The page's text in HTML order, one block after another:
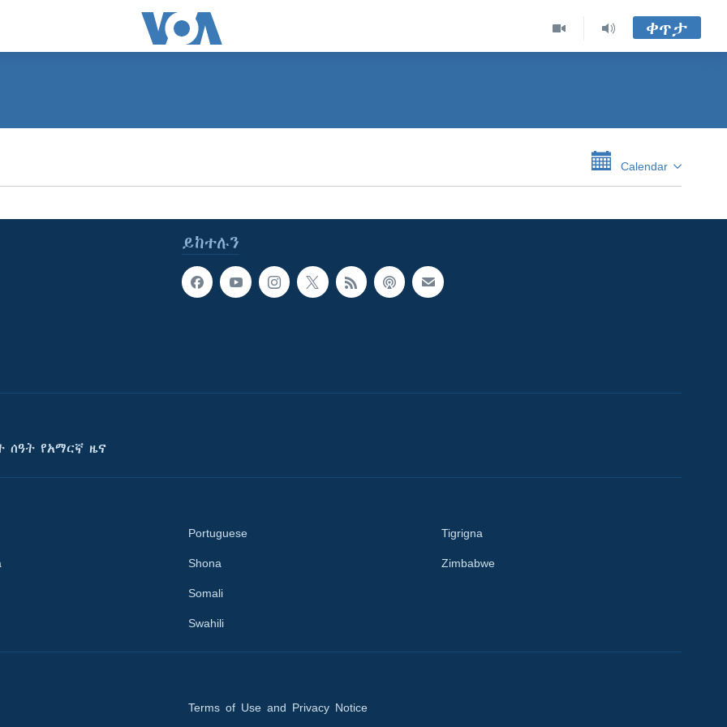
ቀጥታ
Calendar
ይከተሉን
ሰዓት የአማርኛ ዜና
Portuguese
Shona
Somali
Swahili
Tigrigna
Zimbabwe
Terms of Use and Privacy Notice